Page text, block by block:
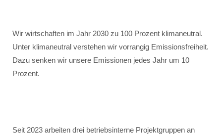
Wir wirtschaften im Jahr 2030 zu 100 Prozent klimaneutral.
Unter klimaneutral verstehen wir vorrangig Emissionsfreiheit.
Dazu senken wir unsere Emissionen jedes Jahr um 10
Prozent.
Seit 2023 arbeiten drei betriebsinterne Projektgruppen an